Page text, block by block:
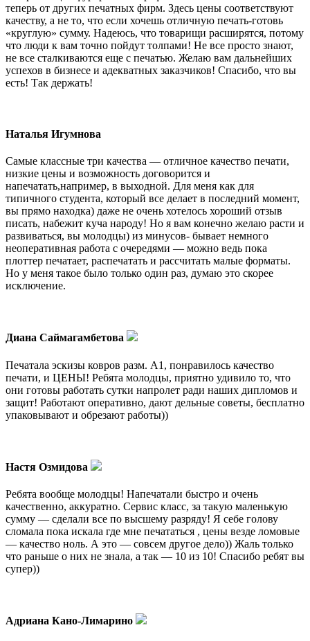
теперь от других печатных фирм. Здесь цены соответствуют
качеству, а не то, что если хочешь отличную печать-готовь
«круглую» сумму. Надеюсь, что товарищи расширятся, потому
что люди к вам точно пойдут толпами! Не все просто знают,
не все сталкиваются еще с печатью. Желаю вам дальнейших
успехов в бизнесе и адекватных заказчиков! Спасибо, что вы
есть! Так держать!
Наталья Игумнова
Самые классные три качества — отличное качество печати,
низкие цены и возможность договорится и
напечатать,например, в выходной. Для меня как для
типичного студента, который все делает в последний момент,
вы прямо находка) даже не очень хотелось хороший отзыв
писать, набежит куча народу! Но я вам конечно желаю расти и
развиваться, вы молодцы) из минусов- бывает немного
неоперативная работа с очередями — можно ведь пока
плоттер печатает, распечатать и рассчитать малые форматы.
Но у меня такое было только один раз, думаю это скорее
исключение.
Диана Саймагамбетова
Печатала эскизы ковров разм. А1, понравилось качество
печати, и ЦЕНЫ! Ребята молодцы, приятно удивило то, что
они готовы работать сутки напролет ради наших дипломов и
защит! Работают оперативно, дают дельные советы, бесплатно
упаковывают и обрезают работы))
Настя Озмидова
Ребята вообще молодцы! Напечатали быстро и очень
качественно, аккуратно. Сервис класс, за такую маленькую
сумму — сделали все по высшему разряду! Я себе голову
сломала пока искала где мне печататься , цены везде ломовые
— качество ноль. А это — совсем другое дело)) Жаль только
что раньше о них не знала, а так — 10 из 10! Спасибо ребят вы
супер))
Адриана Кано-Лимарино